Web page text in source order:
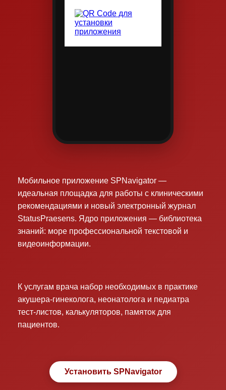
Мобильное приложение SPNavigator —
идеальная площадка для работы с клиническими
рекомендациями и новый электронный журнал
StatusPraesens. Ядро приложения — библиотека
знаний: море профессиональной текстовой и
видеоинформации.
К услугам врача набор необходимых в практике
акушера-гинеколога, неонатолога и педиатра
тест-листов, калькуляторов, памяток для
пациентов.
Установить SPNavigator